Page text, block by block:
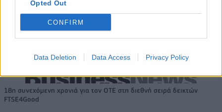
Opted Out
CONFIRM
Data Deletion Data Access Privacy Policy
Το FIAT 500 Hybrid τώρα από
18η συνεχόμενη χρονιά για τον ΟΤΕ στη διεθνή σειρά δεικτών
FTSE4Good